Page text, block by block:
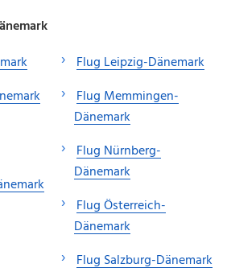
Flug Leipzig-Dänemark
Flug Memmingen-
Dänemark
Flug Nürnberg-
Dänemark
Flug Österreich-
Dänemark
Flug Salzburg-Dänemark